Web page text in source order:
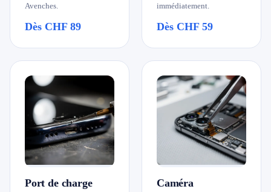
Avenches.
Dès CHF 89
immédiatement.
Dès CHF 59
Port de charge Caméra